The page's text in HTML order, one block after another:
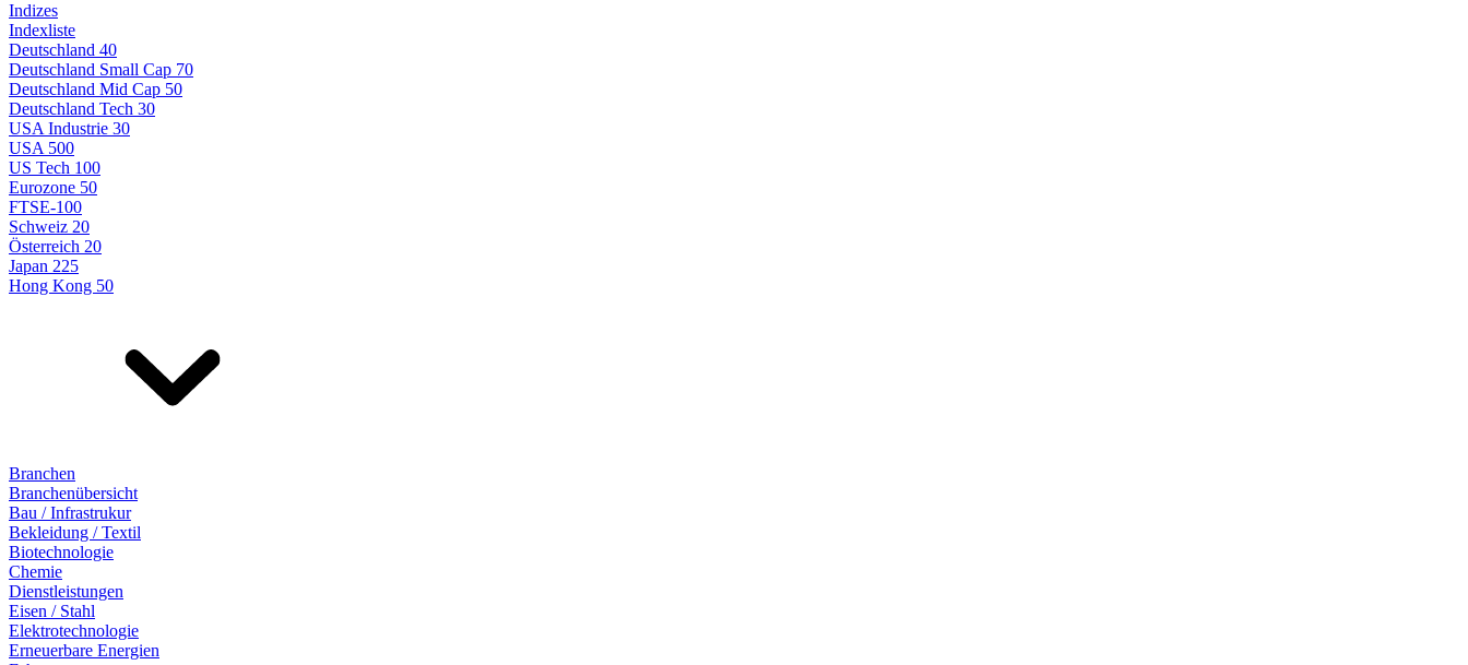
Indizes
Indexliste
Deutschland 40
Deutschland Small Cap 70
Deutschland Mid Cap 50
Deutschland Tech 30
USA Industrie 30
USA 500
US Tech 100
Eurozone 50
FTSE-100
Schweiz 20
Österreich 20
Japan 225
Hong Kong 50
Branchen
Branchenübersicht
Bau / Infrastrukur
Bekleidung / Textil
Biotechnologie
Chemie
Dienstleistungen
Eisen / Stahl
Elektrotechnologie
Erneuerbare Energien